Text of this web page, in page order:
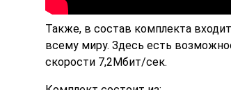
Также, в состав комплекта
всему миру. Здесь есть
скорости 7,2Мбит/сек.